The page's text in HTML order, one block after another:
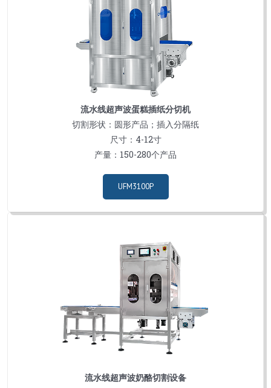
流水线超声波蛋糕插纸分切机
切割形状：圆形产品；插入分隔纸
尺寸：4-12寸
产量：150-280个产品
UFM3100P
流水线超声波奶酪切割设备